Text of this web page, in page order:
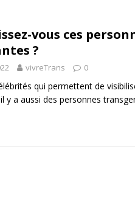
vous ces
?
vivreTrans 0
qui permettent de
y a aussi des personnes